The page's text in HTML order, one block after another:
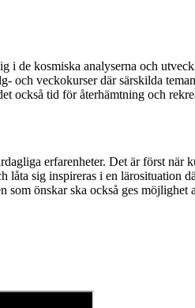
de kosmiska analyserna och
och veckokurser där särskilda
också tid för återhämtning och
erfarenheter. Det är först när
sig inspireras i en lärosituation
önskar ska också ges möjlighet